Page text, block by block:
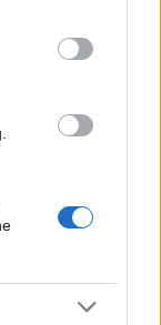
below Google
nella